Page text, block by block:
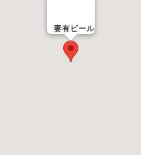
妻有ビール